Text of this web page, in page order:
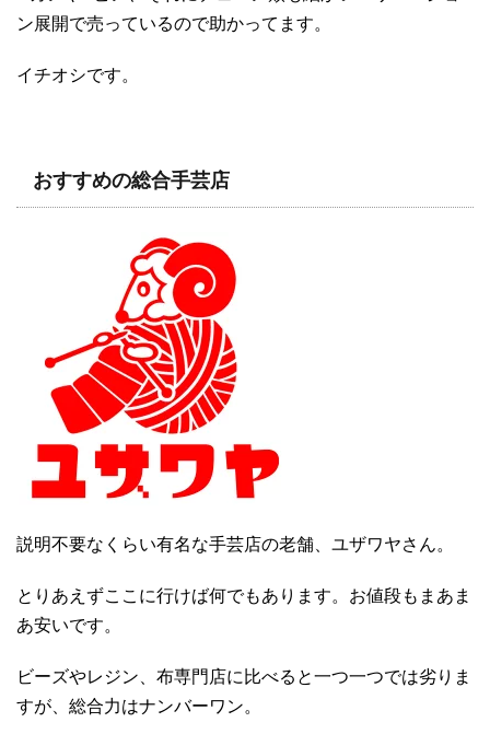
ン展開で売っているので助かってます。
イチオシです。
おすすめの総合手芸店
説明不要なくらい有名な手芸店の老舗、ユザワヤさん。
とりあえずここに行けば何でもあります。お値段もまあま
あ安いです。
ビーズやレジン、布専門店に比べると一つ一つでは劣りま
すが、総合力はナンバーワン。